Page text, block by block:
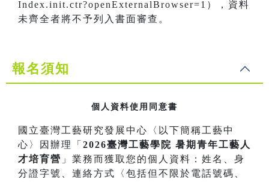
Index.init.ctr?openExternalBrowser=1），資料
未齊全者將不予列入書面審查。
報名須知
個人資料使用同意書
國立臺灣工藝研究發展中心〈以下簡稱工藝中
心〉因辦理「 2026臺灣工藝學院 暑期青年工藝人
才培育營 」業務而獲取您的個人資料：姓名、身
分證字號、連絡方式〈包括但不限於電話號碼、